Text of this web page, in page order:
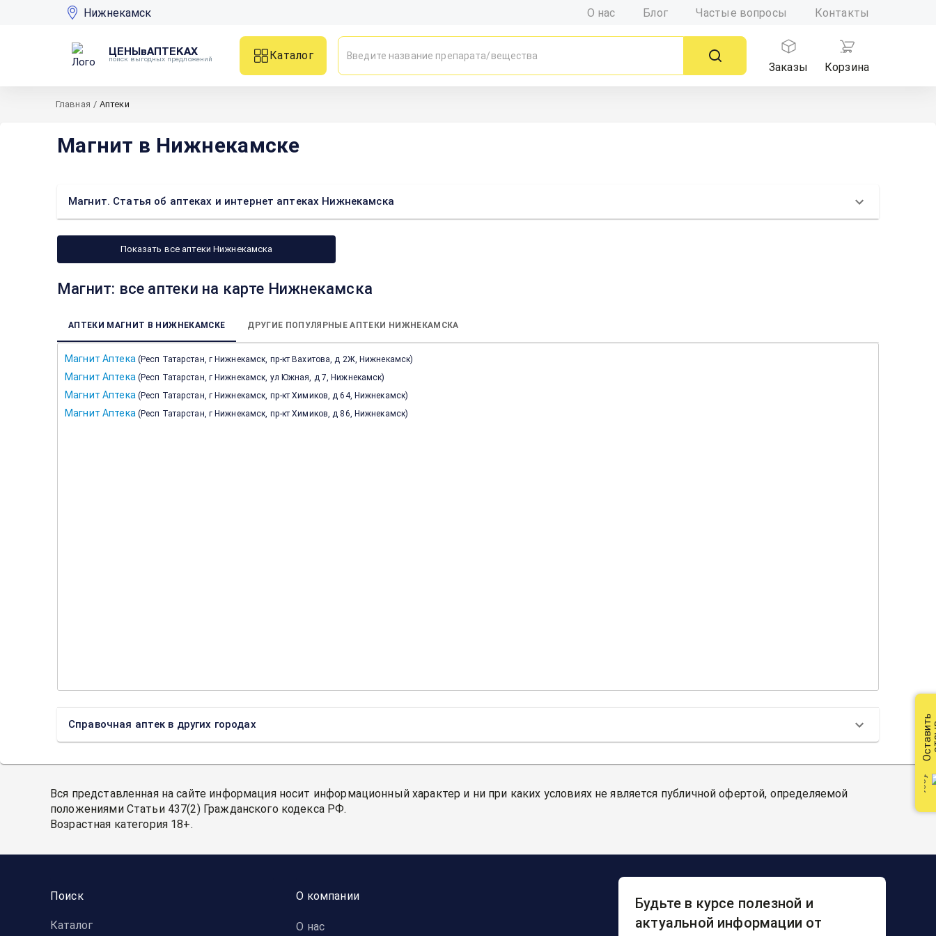
Нижнекамск О нас Блог Частые вопросы Контакты
ЦЕНЫвАПТЕКАХ
поиск выгодных предложений
Каталог
Заказы
Корзина
Главная / Аптеки
Магнит в Нижнекамске
Магнит. Статья об аптеках и интернет аптеках Нижнекамска
Показать все аптеки Нижнекамска
Магнит: все аптеки на карте Нижнекамска
АПТЕКИ МАГНИТ В НИЖНЕКАМСКЕ ДРУГИЕ ПОПУЛЯРНЫЕ АПТЕКИ НИЖНЕКАМСКА
Магнит Аптека ( Респ Татарстан, г Нижнекамск, пр-кт Вахитова, д 2Ж, Нижнекамск)
Магнит Аптека ( Респ Татарстан, г Нижнекамск, ул Южная, д 7, Нижнекамск)
Магнит Аптека ( Респ Татарстан, г Нижнекамск, пр-кт Химиков, д 64, Нижнекамск)
Магнит Аптека ( Респ Татарстан, г Нижнекамск, пр-кт Химиков, д 86, Нижнекамск)
Справочная аптек в других городах
Вся представленная на сайте информация носит информационный характер и ни при каких условиях не является публичной офертой, определяемой
положениями Статьи 437(2) Гражданского кодекса РФ.
Возрастная категория 18+.
Поиск
Каталог
О компании
О нас
Будьте в курсе полезной и
актуальной информации от
Оставить